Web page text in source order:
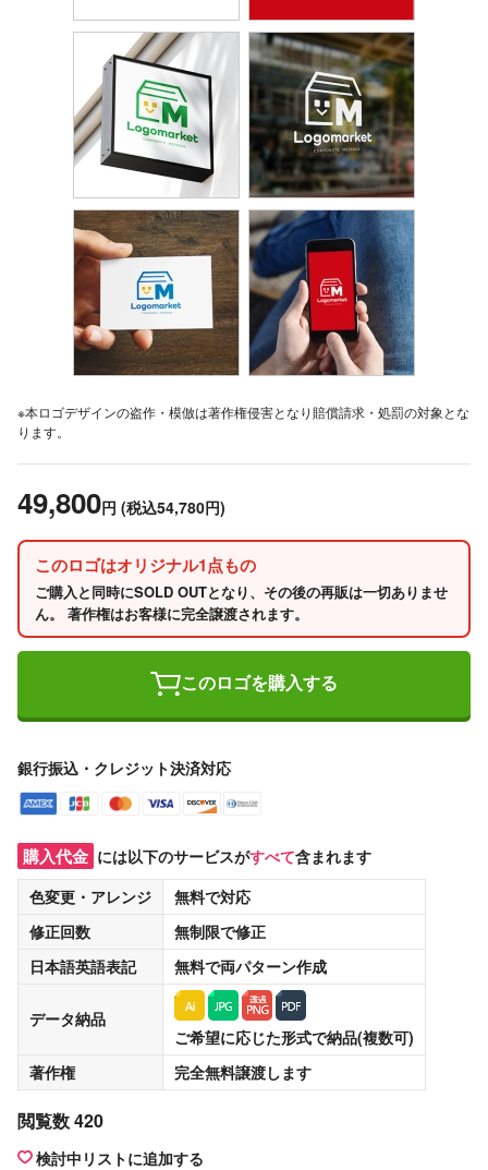
※本ロゴデザインの盗作・模倣は著作権侵害となり賠償請求・処罰の対象とな
ります。
49,800円 (税込54,780円)
このロゴはオリジナル1点もの
ご購入と同時にSOLD OUTとなり、その後の再販は一切ありませ
ん。 著作権はお客様に完全譲渡されます。
このロゴを購入する
銀行振込・クレジット決済対応
購入代金 には以下のサービスがすべて含まれます
色変更・アレンジ
無料で対応
修正回数
無制限で修正
日本語英語表記
無料で両パターン作成
データ納品
ご希望に応じた形式で納品(複数可)
著作権
完全無料譲渡します
閲覧数 420
検討中リストに追加する